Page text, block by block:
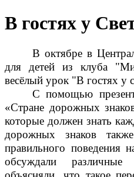
В гостях у
В октябре в
для детей из клуба
весёлый урок "В гостях у
С помощью
«Стране дорожных
которые должен знать
дорожных знаков
правильного поведения
обсуждали